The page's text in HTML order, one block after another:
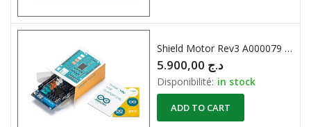
Shield Motor Rev3 A000079 pour ARDUINO Original
د.ج
Disponibilité: in stock
ADD TO CART